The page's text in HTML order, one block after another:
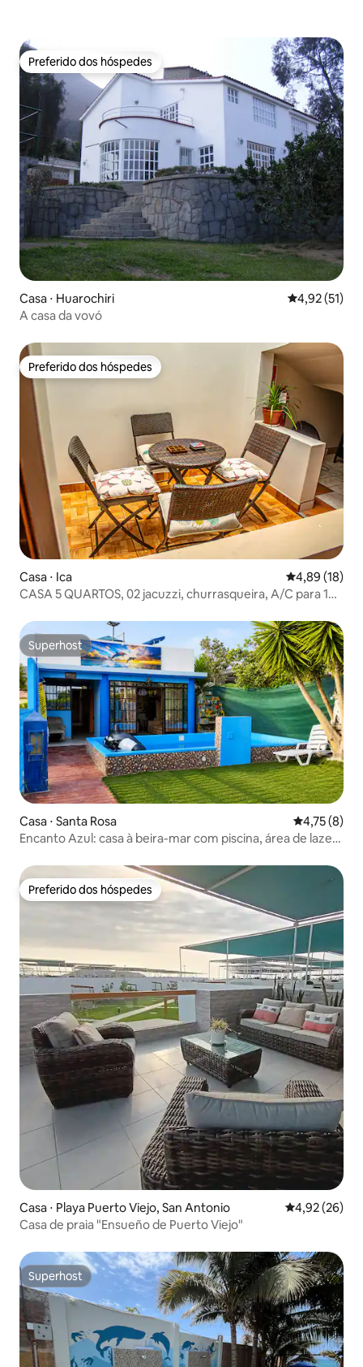
Preferido dos hóspedes
Preferido dos hóspedes
Casa ⋅ Huarochiri 4,92 de uma
4,92 (51)
A casa da vovó
Preferido dos hóspedes
Preferido dos hóspedes
Casa ⋅ Ica 4,89 de uma
4,89 (18)
CASA 5 QUARTOS, 02 jacuzzi, churrasqueira, A/C para 10
Superhost
Superhost
Casa ⋅ Santa Rosa 4,75 de
4,75 (8)
Encanto Azul: casa à beira-mar com piscina, área de lazer
Preferido dos hóspedes
Preferido dos hóspedes
Casa ⋅ Playa Puerto Viejo, San Antonio 4,92 de uma
4,92 (26)
Casa de praia "Ensueño de Puerto Viejo"
Superhost
Superhost